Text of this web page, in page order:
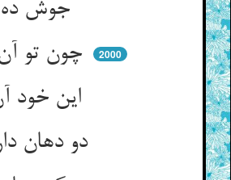
چون تو آن او شدی بحر آن اوست ** گرچه این دم نوبت بحران اوست
2000
این خود آن ناله‌ست کو کرد آشکار ** آنچ پنهانست یا رب زینهار
دو دهان داریم گویا هم‌چو نی ** یک دهان پنهانست در لبهای وی